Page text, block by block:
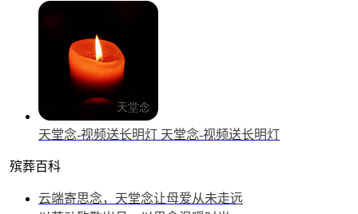
天堂念-视频送长明灯 天堂念-视频送长明灯
殡葬百科
云端寄思念，天堂念让母爱从未走远